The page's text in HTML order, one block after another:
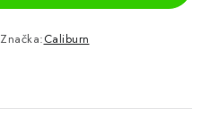
Značka:Caliburn